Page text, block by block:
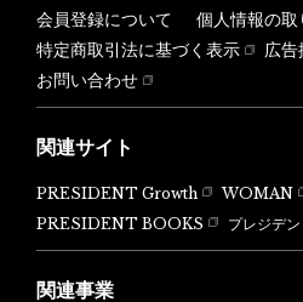
会員登録について
個人情報の取
特定商取引法に基づく表示
広告
お問い合わせ
関連サイト
PRESIDENT Growth WOMAN
PRESIDENT BOOKS
プレジデ
関連事業